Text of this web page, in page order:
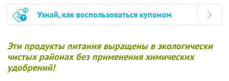
Узнай, как воспользоваться купоном
Эти продукты питания выращены в экологически
чистых районах без применения химических
удобрений!